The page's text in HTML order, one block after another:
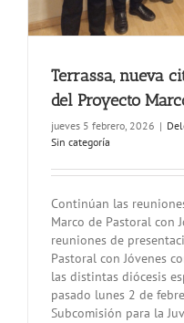
Terrassa, nueva
del Proyecto
jueves 5 febrero, 2026 |
Sin categoría
Continúan las
Marco de Pastoral con
reuniones de
Pastoral con Jóvenes
las distintas diócesis
pasado lunes 2 de
Subcomisión para la